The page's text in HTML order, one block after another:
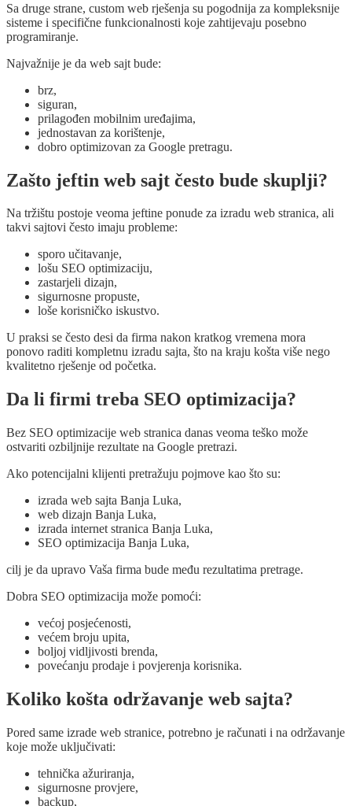
Sa druge strane, custom web rješenja su pogodnija za kompleksnije
sisteme i specifične funkcionalnosti koje zahtijevaju posebno
programiranje.
Najvažnije je da web sajt bude:
brz,
siguran,
prilagođen mobilnim uređajima,
jednostavan za korištenje,
dobro optimizovan za Google pretragu.
Zašto jeftin web sajt često bude skuplji?
Na tržištu postoje veoma jeftine ponude za izradu web stranica, ali
takvi sajtovi često imaju probleme:
sporo učitavanje,
lošu SEO optimizaciju,
zastarjeli dizajn,
sigurnosne propuste,
loše korisničko iskustvo.
U praksi se često desi da firma nakon kratkog vremena mora
ponovo raditi kompletnu izradu sajta, što na kraju košta više nego
kvalitetno rješenje od početka.
Da li firmi treba SEO optimizacija?
Bez SEO optimizacije web stranica danas veoma teško može
ostvariti ozbiljnije rezultate na Google pretrazi.
Ako potencijalni klijenti pretražuju pojmove kao što su:
izrada web sajta Banja Luka,
web dizajn Banja Luka,
izrada internet stranica Banja Luka,
SEO optimizacija Banja Luka,
cilj je da upravo Vaša firma bude među rezultatima pretrage.
Dobra SEO optimizacija može pomoći:
većoj posjećenosti,
većem broju upita,
boljoj vidljivosti brenda,
povećanju prodaje i povjerenja korisnika.
Koliko košta održavanje web sajta?
Pored same izrade web stranice, potrebno je računati i na održavanje
koje može uključivati:
tehnička ažuriranja,
sigurnosne provjere,
backup,